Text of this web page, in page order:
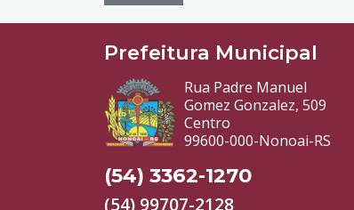
Prefeitura Municipal
Rua Padre Manuel
Gomez Gonzalez, 509
Centro
99600-000-Nonoai-RS
(54) 3362-1270
(54) 99707-2128